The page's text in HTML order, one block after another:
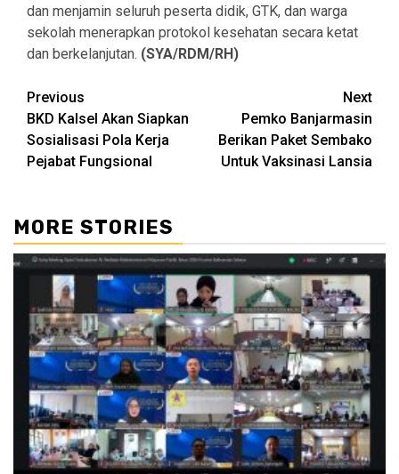
dan menjamin seluruh peserta didik, GTK, dan warga
sekolah menerapkan protokol kesehatan secara ketat
dan berkelanjutan. (SYA/RDM/RH)
Continue
Reading
Previous
BKD Kalsel Akan Siapkan
Sosialisasi Pola Kerja
Pejabat Fungsional
Next
Pemko Banjarmasin
Berikan Paket Sembako
Untuk Vaksinasi Lansia
MORE STORIES